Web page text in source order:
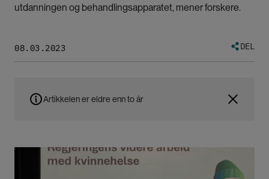
utdanningen og behandlingsapparatet, mener forskere.
08.03.2023 DEL
Artikkelen er eldre enn to år